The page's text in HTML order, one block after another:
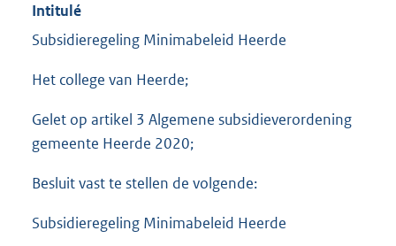
Intitulé
Subsidieregeling Minimabeleid Heerde
Het college van Heerde;
Gelet op artikel 3 Algemene subsidieverordening
gemeente Heerde 2020;
Besluit vast te stellen de volgende:
Subsidieregeling Minimabeleid Heerde